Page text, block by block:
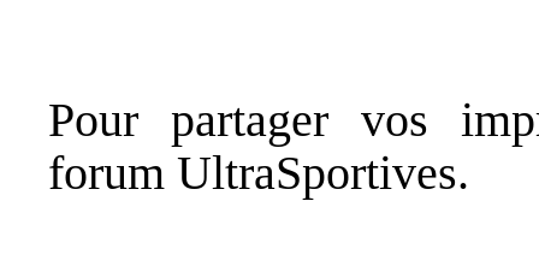
Pour partager vos
forum UltraSportives.